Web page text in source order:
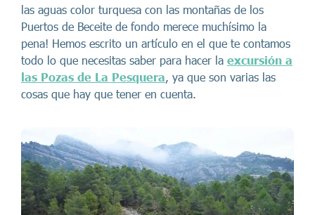
las aguas color turquesa con las montañas de los
Puertos de Beceite de fondo merece muchísimo la
pena! Hemos escrito un artículo en el que te contamos
todo lo que necesitas saber para hacer la excursión a
las Pozas de La Pesquera, ya que son varias las
cosas que hay que tener en cuenta.